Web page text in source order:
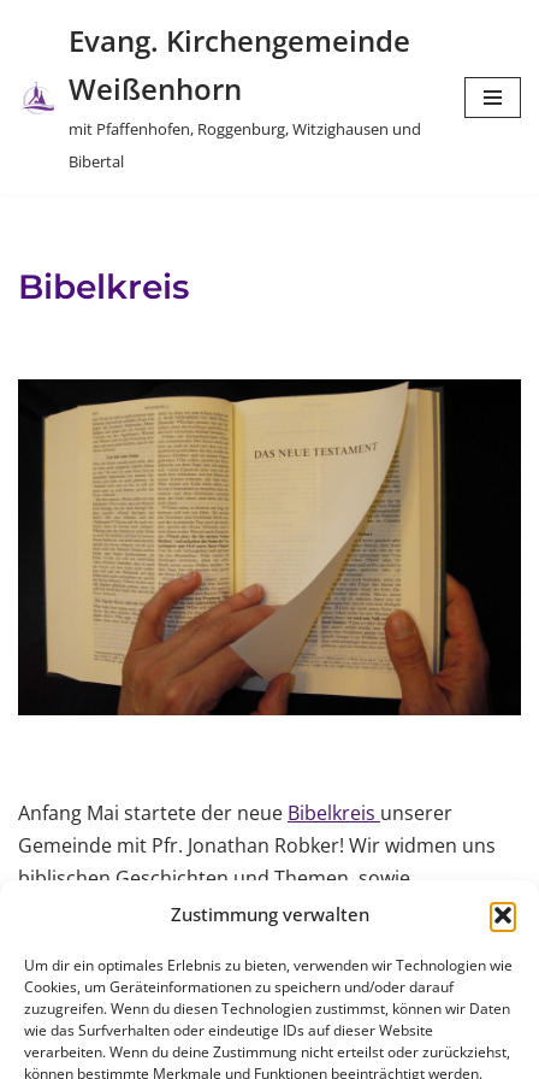
Zustimmung verwalten
Um dir ein optimales Erlebnis zu bieten, verwenden wir Technologien wie
Cookies, um Geräteinformationen zu speichern und/oder darauf
zuzugreifen. Wenn du diesen Technologien zustimmst, können wir Daten
wie das Surfverhalten oder eindeutige IDs auf dieser Website
verarbeiten. Wenn du deine Zustimmung nicht erteilst oder zurückziehst,
können bestimmte Merkmale und Funktionen beeinträchtigt werden.
Inhalt
springen
Evang. Kirchengemeinde
Weißenhorn
mit Pfaffenhofen, Roggenburg, Witzighausen und
Bibertal
Bibelkreis
Anfang Mai startete der neue Bibelkreis unserer
Gemeinde mit Pfr. Jonathan Robker! Wir widmen uns
biblischen Geschichten und Themen, sowie
unterschiedlichen Textsorten. Wir lernen von- und
Gebet. Zunächst treffen wir uns im Augustana
Gemeinde Zentrum, jeden 2. Mittwoch um 19:30 Uhr.
Wir freuen uns auf deine / Ihre Teilnahme!